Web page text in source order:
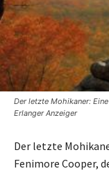
Der letzte Mohikaner:
Erlanger Anzeiger
Der letzte
Fenimore Cooper,